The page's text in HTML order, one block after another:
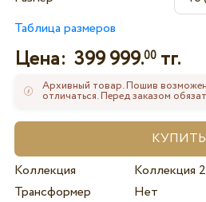
Таблица размеров
Цена: 399 999.00тг.
Архивный товар. Пошив
отличаться. Перед заказом
Коллекция
Коллекция
Трансформер
Нет